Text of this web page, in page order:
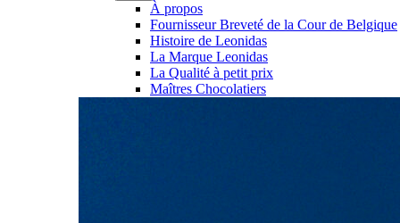
À propos
Fournisseur Breveté de la Cour de Belgique
Histoire de Leonidas
La Marque Leonidas
La Qualité à petit prix
Maîtres Chocolatiers